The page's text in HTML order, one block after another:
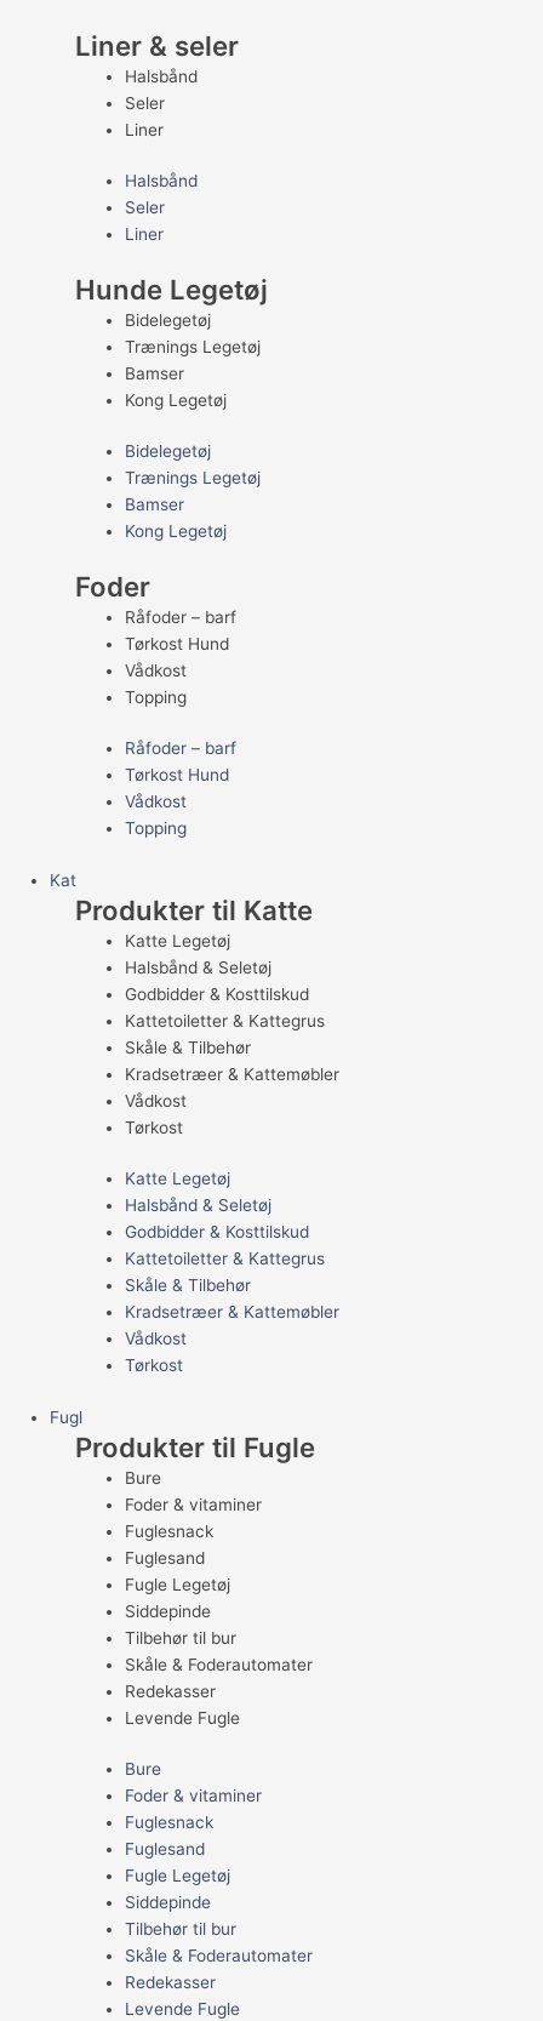
Liner & seler
Halsbånd
Seler
Liner
Halsbånd
Seler
Liner
Hunde Legetøj
Bidelegetøj
Trænings Legetøj
Bamser
Kong Legetøj
Bidelegetøj
Trænings Legetøj
Bamser
Kong Legetøj
Foder
Råfoder – barf
Tørkost Hund
Vådkost
Topping
Råfoder – barf
Tørkost Hund
Vådkost
Topping
Kat
Produkter til Katte
Katte Legetøj
Halsbånd & Seletøj
Godbidder & Kosttilskud
Kattetoiletter & Kattegrus
Skåle & Tilbehør
Kradsetræer & Kattemøbler
Vådkost
Tørkost
Katte Legetøj
Halsbånd & Seletøj
Godbidder & Kosttilskud
Kattetoiletter & Kattegrus
Skåle & Tilbehør
Kradsetræer & Kattemøbler
Vådkost
Tørkost
Fugl
Produkter til Fugle
Bure
Foder & vitaminer
Fuglesnack
Fuglesand
Fugle Legetøj
Siddepinde
Tilbehør til bur
Skåle & Foderautomater
Redekasser
Levende Fugle
Bure
Foder & vitaminer
Fuglesnack
Fuglesand
Fugle Legetøj
Siddepinde
Tilbehør til bur
Skåle & Foderautomater
Redekasser
Levende Fugle